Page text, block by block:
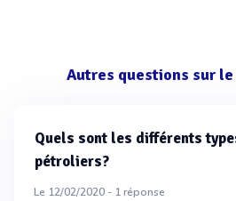
Autres questions sur
Quels sont les différents
pétroliers?
Le 12/02/2020 - 1réponse